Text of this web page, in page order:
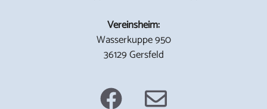
Vereinsheim:
Wasserkuppe 950
36129 Gersfeld